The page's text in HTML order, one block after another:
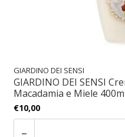
GIARDINO DEI SENSI
GIARDINO DEI SENSI
Macadamia e Miele
€10,00
-